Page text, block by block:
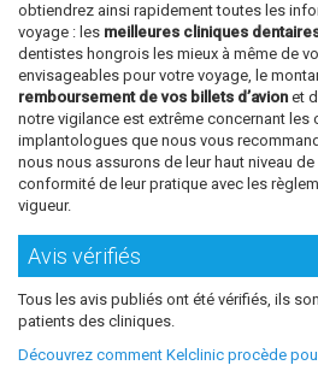
obtiendrez ainsi rapidement toutes les
voyage : les meilleures cliniques
dentistes hongrois les mieux à même de
envisageables pour votre voyage, le
remboursement de vos billets d’avion et
notre vigilance est extrême concernant les
implantologues que nous vous
nous nous assurons de leur haut niveau
conformité de leur pratique avec les
vigueur.
Avis vérifiés
Tous les avis publiés ont été vérifiés, ils
patients des cliniques.
Découvrez comment Kelclinic procède